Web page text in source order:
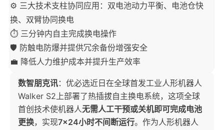
⚙️ 三大技术支柱协同应用：双电池动力平衡、电池仓快
换、双臂协同换电
⏱️ 三分钟内自主完成换电操作
🛡️ 防触电防爆并提供冗余备份增强安全
💼 降低人力维护成本并提升生产效率
数智朋克讯：优必选近日在全球首发工业人形机器人
Walker S2上部署了热插拔自主换电系统，这项全球
首创技术使机器人无需人工干预或关机即可完成电池
更换，实现7×24小时不间断运行。作为人形机器人